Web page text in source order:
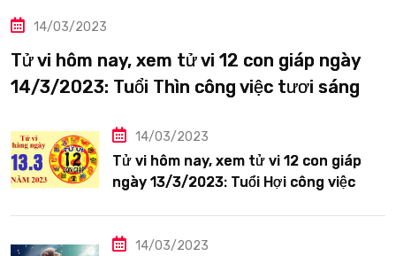
14/03/2023
Tử vi hôm nay, xem tử vi 12 con giáp ngày
14/3/2023: Tuổi Thìn công việc tươi sáng
14/03/2023
Tử vi hôm nay, xem tử vi 12 con giáp
ngày 13/3/2023: Tuổi Hợi công việc
14/03/2023